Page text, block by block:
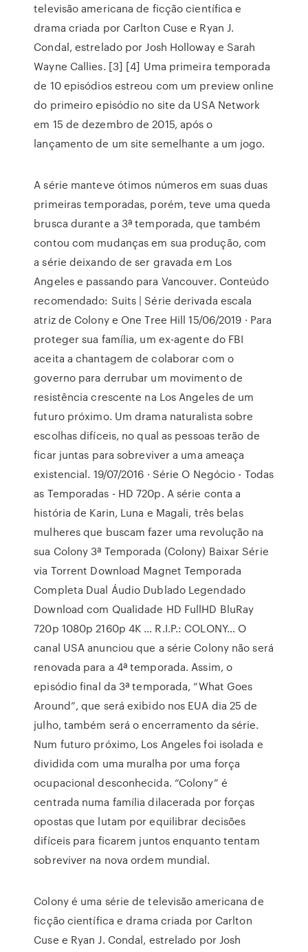
televisão americana de ficção científica e
drama criada por Carlton Cuse e Ryan J.
Condal, estrelado por Josh Holloway e Sarah
Wayne Callies. [3] [4] Uma primeira temporada
de 10 episódios estreou com um preview online
do primeiro episódio no site da USA Network
em 15 de dezembro de 2015, após o
lançamento de um site semelhante a um jogo.
A série manteve ótimos números em suas duas
primeiras temporadas, porém, teve uma queda
brusca durante a 3ª temporada, que também
contou com mudanças em sua produção, com
a série deixando de ser gravada em Los
Angeles e passando para Vancouver. Conteúdo
recomendado: Suits | Série derivada escala
atriz de Colony e One Tree Hill 15/06/2019 · Para
proteger sua família, um ex-agente do FBI
aceita a chantagem de colaborar com o
governo para derrubar um movimento de
resistência crescente na Los Angeles de um
futuro próximo. Um drama naturalista sobre
escolhas difíceis, no qual as pessoas terão de
ficar juntas para sobreviver a uma ameaça
existencial. 19/07/2016 · Série O Negócio - Todas
as Temporadas - HD 720p. A série conta a
história de Karin, Luna e Magali, três belas
mulheres que buscam fazer uma revolução na
sua Colony 3ª Temporada (Colony) Baixar Série
via Torrent Download Magnet Temporada
Completa Dual Áudio Dublado Legendado
Download com Qualidade HD FullHD BluRay
720p 1080p 2160p 4K … R.I.P.: COLONY… O
canal USA anunciou que a série Colony não será
renovada para a 4ª temporada. Assim, o
episódio final da 3ª temporada, “What Goes
Around”, que será exibido nos EUA dia 25 de
julho, também será o encerramento da série.
Num futuro próximo, Los Angeles foi isolada e
dividida com uma muralha por uma força
ocupacional desconhecida. “Colony” é
centrada numa família dilacerada por forças
opostas que lutam por equilibrar decisões
difíceis para ficarem juntos enquanto tentam
sobreviver na nova ordem mundial.
Colony é uma série de televisão americana de
ficção científica e drama criada por Carlton
Cuse e Ryan J. Condal, estrelado por Josh